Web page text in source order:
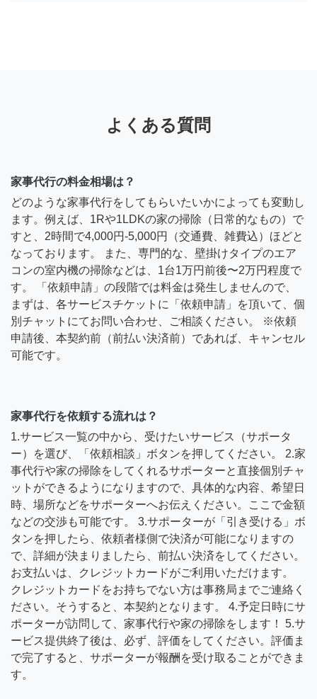
よくある質問
家事代行の料金相場は？
どのような家事代行をしてもらいたいかによっても変動し
ます。例えば、1Rや1LDKの家の掃除（日常的なもの）で
すと、2時間で4,000円-5,000円（交通費、雑費込）ほどと
なっております。 また、専門的な、壁掛けタイプのエア
コンの室内機の掃除などは、1台1万円前後〜2万円程度で
す。 「依頼申請」の段階では料金は発生しませんので、
まずは、各サービスチケットに「依頼申請」を頂いて、個
別チャットにてお問い合わせ、ご相談ください。 ※依頼
申請後、本契約前（前払い決済前）であれば、キャンセル
可能です。
家事代行を依頼する流れは？
1.サービス一覧の中から、受けたいサービス（サポータ
ー）を選び、「依頼相談」ボタンを押してください。 2.家
事代行や家の掃除をしてくれるサポーターと直接個別チャ
ットができるようになりますので、具体的な内容、希望日
時、場所などをサポーターへお伝えください。ここで金額
などの交渉も可能です。 3.サポーターが「引き受ける」ボ
タンを押したら、依頼者様側で決済が可能になりますの
で、詳細が決まりましたら、前払い決済をしてください。
お支払いは、クレジットカードがご利用いただけます。
クレジットカードをお持ちでない方は事務局までご連絡く
ださい。そうすると、本契約となります。 4.予定日時にサ
ポーターが訪問して、家事代行や家の掃除をします！ 5.サ
ービス提供終了後は、必ず、評価をしてください。評価ま
で完了すると、サポーターが報酬を受け取ることができま
す。